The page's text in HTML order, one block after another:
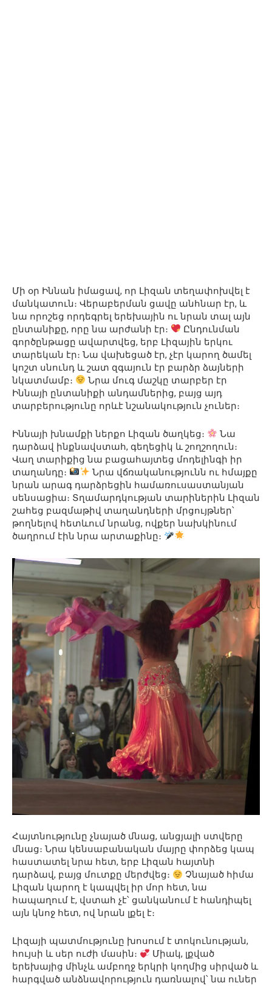
Մի օր Իննան իմացավ, որ Լիզան տեղափոխվել է
մանկատուն։ Վերաբերման ցավը անհնար էր, և
նա որոշեց որդեգրել երեխային ու նրան տալ այն
ընտանիքը, որը նա արժանի էր։
Ընդունման
գործընթացը ավարտվեց, երբ Լիզային երկու
տարեկան էր։ Նա վախեցած էր, չէր կարող ծամել
կոշտ սնունդ և շատ զգայուն էր բարձր ձայների
նկատմամբ։
Նրա մուգ մաշկը տարբեր էր
Իննայի ընտանիքի անդամներից, բայց այդ
տարբերությունը որևէ նշանակություն չուներ։
Իննայի խնամքի ներքո Լիզան ծաղկեց։
Նա
դարձավ ինքնավստահ, գեղեցիկ և շողշողուն։
Վաղ տարիքից նա բացահայտեց մոդելինգի իր
տաղանդը։
Նրա վճռականությունն ու հմայքը
նրան արագ դարձրեցին համառուսաստանյան
սենսացիա։ Տղամարդկության տարիներին Լիզան
շահեց բազմաթիվ տաղանդների մրցույթներ՝
թողնելով հետևում նրանց, ովքեր նախկինում
ծաղրում էին նրա արտաքինը։
Հայտնությունը չնայած մնաց, անցյալի ստվերը
մնաց։ Նրա կենսաբանական մայրը փորձեց կապ
հաստատել նրա հետ, երբ Լիզան հայտնի
դարձավ, բայց մուտքը մերժվեց։
Չնայած հիմա
Լիզան կարող է կապվել իր մոր հետ, նա
հապաղում է, վստահ չէ՝ ցանկանում է հանդիպել
այն կնոջ հետ, ով նրան լքել է։
Լիզայի պատմությունը խոսում է տոկունության,
հույսի և սեր ուժի մասին։
Միակ, լքված
երեխայից մինչև ամբողջ երկրի կողմից սիրված և
հարգված անձնավորություն դառնալով՝ նա ուներ